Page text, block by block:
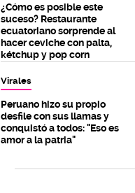
¿Cómo es posible este
suceso? Restaurante
ecuatoriano sorprende al
hacer ceviche con palta,
kétchup y pop corn
Virales
Peruano hizo su propio
desfile con sus llamas y
conquistó a todos: "Eso es
amor a la patria"